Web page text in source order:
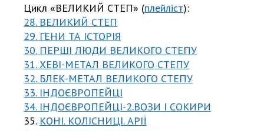
Цикл «ВЕЛИКИЙ СТЕП» (плейліст):
28. ВЕЛИКИЙ СТЕП
29. ГЕНИ ТА ІСТОРІЯ
30. ПЕРШІ ЛЮДИ ВЕЛИКОГО СТЕПУ
31. ХЕВІ-МЕТАЛ ВЕЛИКОГО СТЕПУ
32. БЛЕК-МЕТАЛ ВЕЛИКОГО СТЕПУ
33. ІНДОЄВРОПЕЙЦІ
34. ІНДОЄВРОПЕЙЦІ-2.ВОЗИ І СОКИРИ
35. КОНІ. КОЛІСНИЦІ. АРІЇ